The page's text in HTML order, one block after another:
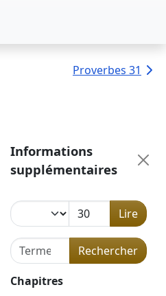
Proverbes 31
Informations
supplémentaires
Lire
Terme de recherche dans la
Rechercher
Chapitres